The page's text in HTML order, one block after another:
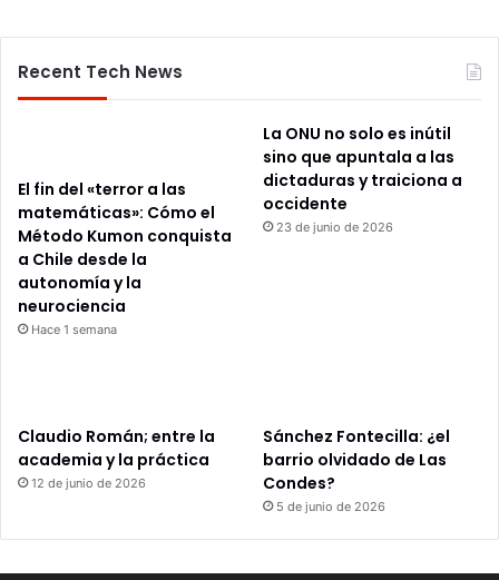
Recent Tech News
El fin del «terror a las
matemáticas»: Cómo el
Método Kumon conquista
a Chile desde la
autonomía y la
neurociencia
Hace 1 semana
La ONU no solo es inútil
sino que apuntala a las
dictaduras y traiciona a
occidente
23 de junio de 2026
Claudio Román; entre la
academia y la práctica
12 de junio de 2026
Sánchez Fontecilla: ¿el
barrio olvidado de Las
Condes?
5 de junio de 2026